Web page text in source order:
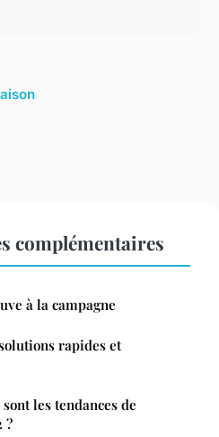
complémentaires
à la campagne
rapides et
les tendances de
?